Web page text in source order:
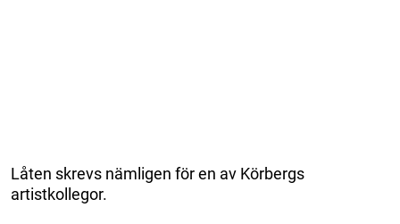
Låten skrevs nämligen för en av Körbergs
artistkollegor.